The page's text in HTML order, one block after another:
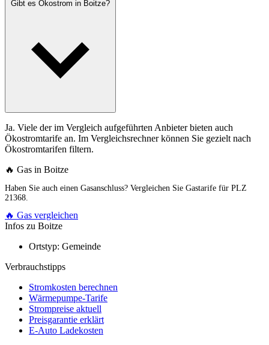
Gibt es Ökostrom in Boitze?
Ja. Viele der im Vergleich aufgeführten Anbieter bieten auch
Ökostromtarife an. Im Vergleichsrechner können Sie gezielt nach
Ökostromtarifen filtern.
🔥 Gas in Boitze
Haben Sie auch einen Gasanschluss? Vergleichen Sie Gastarife für PLZ
21368.
🔥 Gas vergleichen
Infos zu Boitze
Ortstyp: Gemeinde
Verbrauchstipps
Stromkosten berechnen
Wärmepumpe-Tarife
Strompreise aktuell
Preisgarantie erklärt
E-Auto Ladekosten